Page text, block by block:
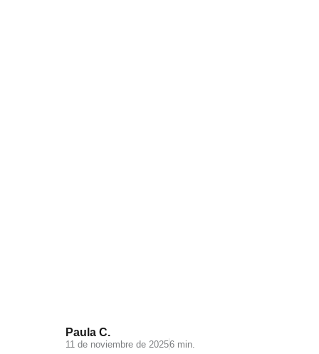
Paula C.
11 de noviembre de 20256 min.